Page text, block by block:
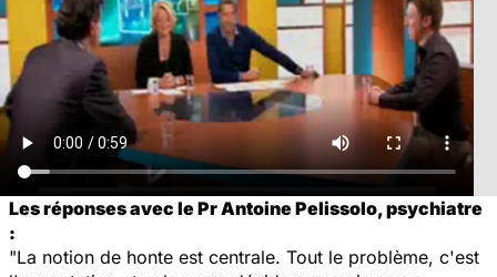
Les réponses avec le Pr Antoine Pelissolo, psychiatre
:
"La notion de honte est centrale. Tout le problème, c'est